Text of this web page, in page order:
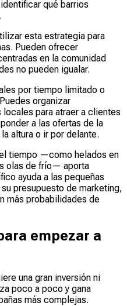
qué barrios
esta estrategia para
Pueden ofrecer
en la comunidad
no pueden igualar.
por tiempo limitado o
organizar
para atraer a clientes
a las ofertas de la
altura o ir por delante.
tiempo —como helados en
olas de frío— aporta
ayuda a las pequeñas
presupuesto de marketing,
más probabilidades de
empezar a
una gran inversión ni
poco a poco y gana
más complejas.